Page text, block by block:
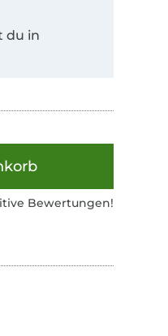
du in
Bewertungen!